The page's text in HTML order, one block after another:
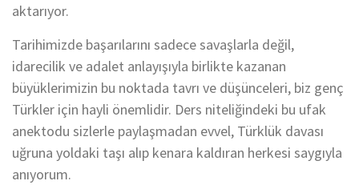
aktarıyor.
Tarihimizde başarılarını sadece savaşlarla değil,
idarecilik ve adalet anlayışıyla birlikte kazanan
büyüklerimizin bu noktada tavrı ve düşünceleri, biz genç
Türkler için hayli önemlidir. Ders niteliğindeki bu ufak
anektodu sizlerle paylaşmadan evvel, Türklük davası
uğruna yoldaki taşı alıp kenara kaldıran herkesi saygıyla
anıyorum.